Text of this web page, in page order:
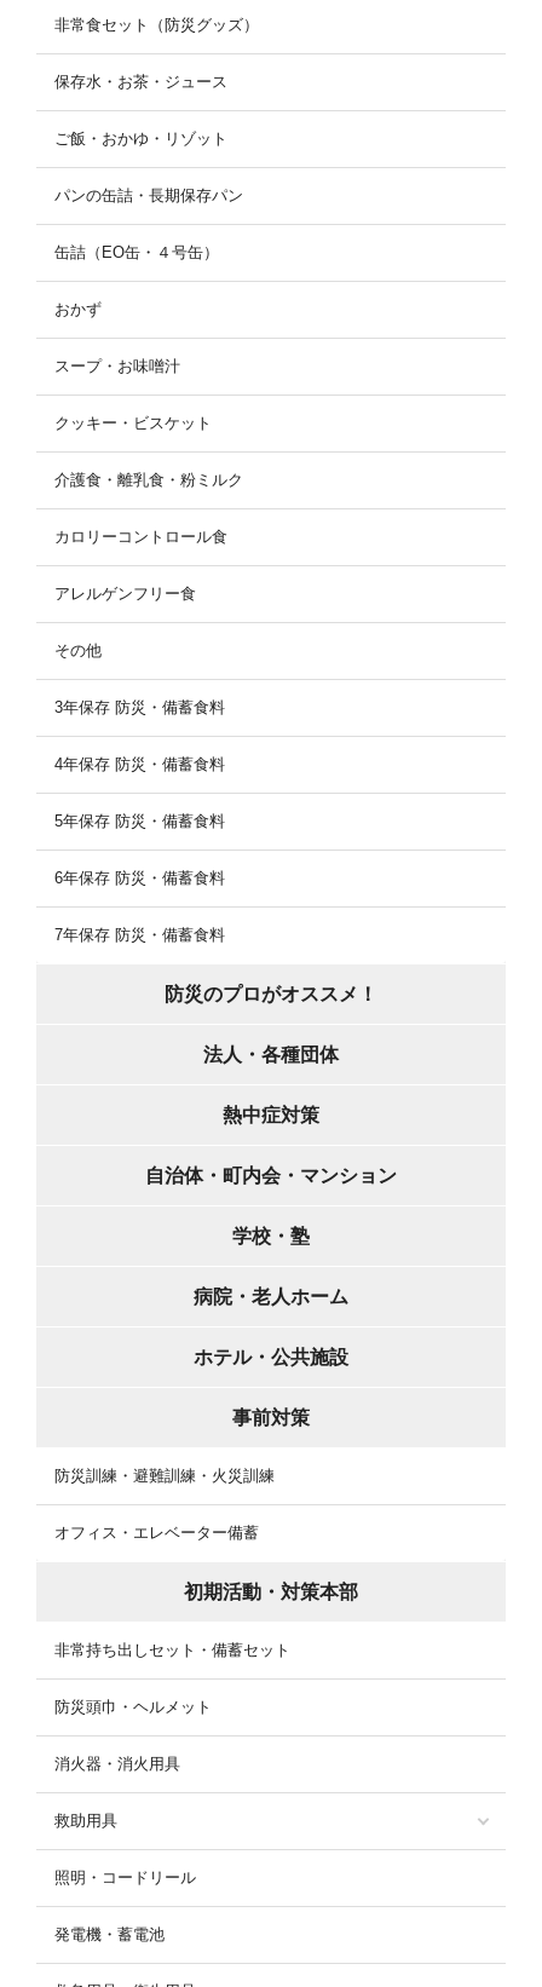
非常食セット（防災グッズ）
保存水・お茶・ジュース
ご飯・おかゆ・リゾット
パンの缶詰・長期保存パン
缶詰（EO缶・４号缶）
おかず
スープ・お味噌汁
クッキー・ビスケット
介護食・離乳食・粉ミルク
カロリーコントロール食
アレルゲンフリー食
その他
3年保存 防災・備蓄食料
4年保存 防災・備蓄食料
5年保存 防災・備蓄食料
6年保存 防災・備蓄食料
7年保存 防災・備蓄食料
防災のプロがオススメ！
法人・各種団体
熱中症対策
自治体・町内会・マンション
学校・塾
病院・老人ホーム
ホテル・公共施設
事前対策
防災訓練・避難訓練・火災訓練
オフィス・エレベーター備蓄
初期活動・対策本部
非常持ち出しセット・備蓄セット
防災頭巾・ヘルメット
消火器・消火用具
救助用具
照明・コードリール
発電機・蓄電池